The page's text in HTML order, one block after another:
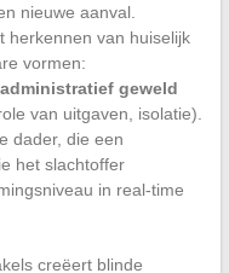
nieuwe aanval.
herkennen van huiselijk
vormen:
geweld
van uitgaven, isolatie).
dader, die een
het slachtoffer
in real-time
creëert blinde